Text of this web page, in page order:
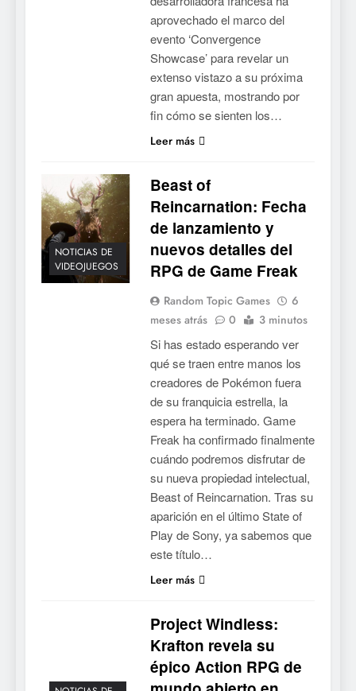
aprovechado el marco del
evento ‘Convergence
Showcase’ para revelar un
extenso vistazo a su próxima
gran apuesta, mostrando por
fin cómo se sienten los…
Leer más
NOTICIAS DE
VIDEOJUEGOS
Beast of
Reincarnation: Fecha
de lanzamiento y
nuevos detalles del
RPG de Game Freak
Random Topic Games
6
meses atrás
0 3 minutos
Si has estado esperando ver
qué se traen entre manos los
creadores de Pokémon fuera
de su franquicia estrella, la
espera ha terminado. Game
Freak ha confirmado finalmente
cuándo podremos disfrutar de
su nueva propiedad intelectual,
Beast of Reincarnation. Tras su
aparición en el último State of
Play de Sony, ya sabemos que
este título…
Leer más
Project Windless:
Krafton revela su
épico Action RPG de